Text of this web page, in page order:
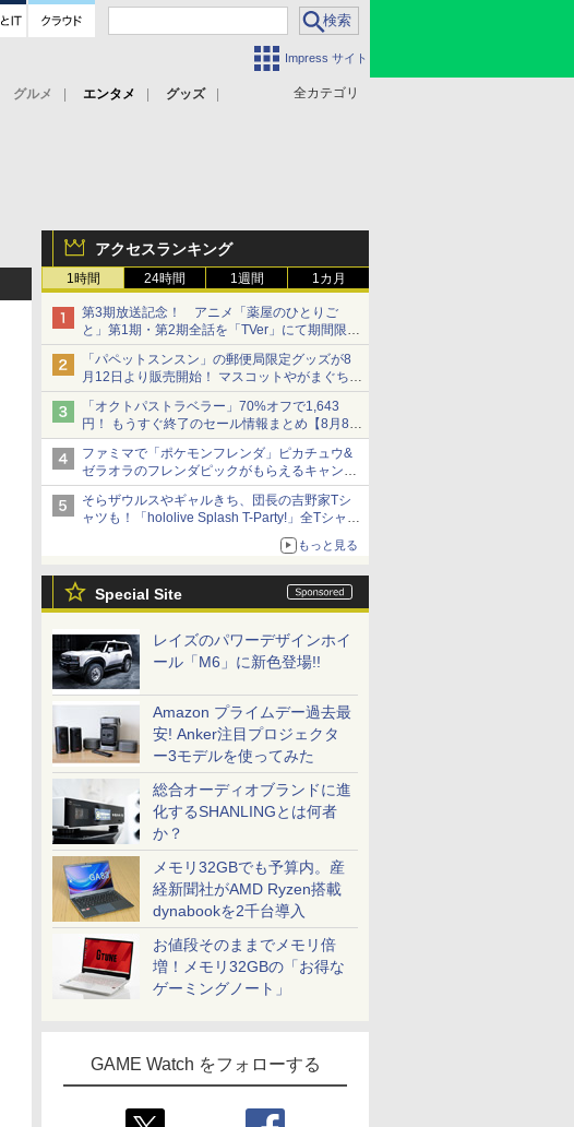
Impress サイト
全カテゴリ
グルメ エンタメ
グッズ
アクセスランキング
1時間 24時間 1週間 1カ月
第3期放送記念！ アニメ「薬屋のひとりご
と」第1期・第2期全話を「TVer」にて期間限定
で順次無料配信開始
「パペットスンスン」の郵便局限定グッズが8
月12日より販売開始！ マスコットやがまぐち、
レターセットなどが登場
「オクトパストラベラー」70%オフで1,643
円！ もうすぐ終了のセール情報まとめ【8月8日
更新】
ニンテンドーeショップでは「大神 絶景版」が
67%オフで990円
ファミマで「ポケモンフレンダ」ピカチュウ&
ゼラオラのフレンダピックがもらえるキャンペ
ーン開催！
そらザウルスやギャルきち、団長の吉野家Tシ
ャツも！「hololive Splash T-Party!」全Tシャツ
ラインナップ公開＆オンライン販売開始
もっと見る
Special Site
レイズのパワーデザインホイ
ール「M6」に新色登場!!
Amazon プライムデー過去最
安! Anker注目プロジェクタ
ー3モデルを使ってみた
総合オーディオブランドに進
化するSHANLINGとは何者
か？
メモリ32GBでも予算内。産
経新聞社がAMD Ryzen搭載
dynabookを2千台導入
お値段そのままでメモリ倍
増！メモリ32GBの「お得な
ゲーミングノート」
GAME Watch をフォローする